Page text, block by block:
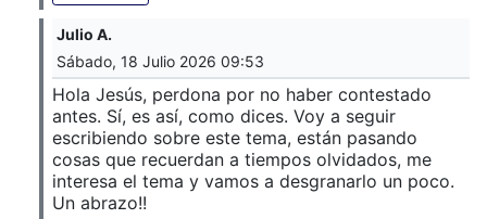
Julio A.
Sábado, 18 Julio 2026 09:53
Hola Jesús, perdona por no haber contestado
antes. Sí, es así, como dices. Voy a seguir
escribiendo sobre este tema, están pasando
cosas que recuerdan a tiempos olvidados, me
interesa el tema y vamos a desgranarlo un poco.
Un abrazo!!